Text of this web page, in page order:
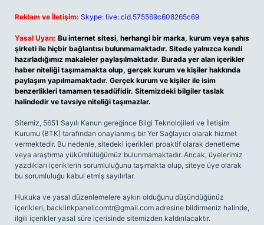
Reklam ve İletişim: Skype: live:.cid.575569c608265c69
Yasal Uyarı: Bu internet sitesi, herhangi bir marka, kurum veya şahıs
şirketi ile hiçbir bağlantısı bulunmamaktadır. Sitede yalnızca kendi
hazırladığımız makaleler paylaşılmaktadır. Burada yer alan içerikler
haber niteliği taşımamakta olup, gerçek kurum ve kişiler hakkında
paylaşım yapılmamaktadır. Gerçek kurum ve kişiler ile isim
benzerlikleri tamamen tesadüfidir. Sitemizdeki bilgiler taslak
halindedir ve tavsiye niteliği taşımazlar.
Sitemiz, 5651 Sayılı Kanun gereğince Bilgi Teknolojileri ve İletişim
Kurumu (BTK) tarafından onaylanmış bir Yer Sağlayıcı olarak hizmet
vermektedir. Bu nedenle, sitedeki içerikleri proaktif olarak denetleme
veya araştırma yükümlülüğümüz bulunmamaktadır. Ancak, üyelerimiz
yazdıkları içeriklerin sorumluluğunu taşımakta olup, siteye üye olarak
bu sorumluluğu kabul etmiş sayılırlar.
Hukuka ve yasal düzenlemelere aykırı olduğunu düşündüğünüz
içerikleri, backlinkpanelicomtr@gmail.com adresine bildirmeniz halinde,
ilgili içerikler yasal süre içerisinde sitemizden kaldırılacaktır.